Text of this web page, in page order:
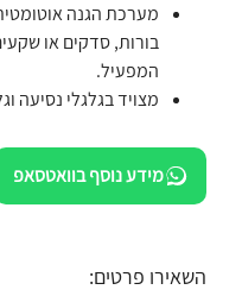
מערכת הגנה
בורות, סדקים או
המפעיל.
מצויד בגלגלי נסיעה
מידע נוסף בוואטסאפ
השאירו פרטים: